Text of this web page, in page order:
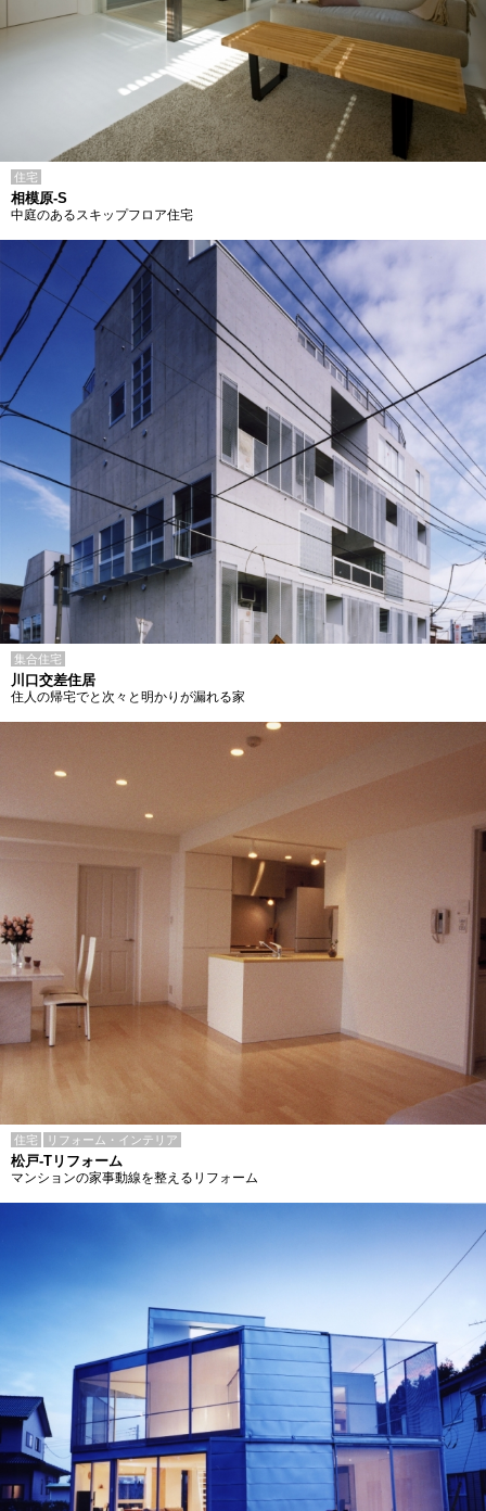
住宅
相模原-S
中庭のあるスキップフロア住宅
集合住宅
川口交差住居
住人の帰宅でと次々と明かりが漏れる家
住宅 リフォーム・インテリア
松戸-Tリフォーム
マンションの家事動線を整えるリフォーム